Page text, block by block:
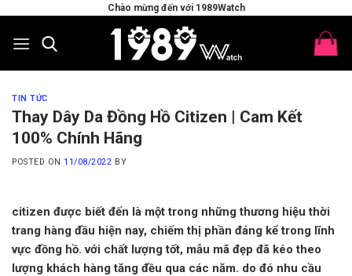
content
Chào mừng đến với 1989Watch
TIN TỨC
Thay Dây Da Đồng Hồ Citizen | Cam Kết
100% Chính Hãng
POSTED ON 11/08/2022 BY
citizen được biết đến là một trong những thương hiệu thời
trang hàng đầu hiện nay, chiếm thị phần đáng kể trong lĩnh
vực đồng hồ. với chất lượng tốt, mẫu mã đẹp đã kéo theo
lượng khách hàng tăng đều qua các năm. do đó nhu cầu